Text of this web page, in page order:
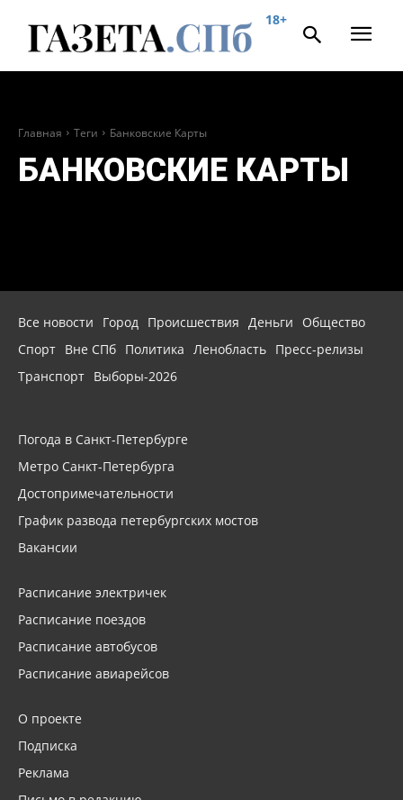
18+
Главная Теги Банковские Карты
БАНКОВСКИЕ КАРТЫ
Все новости Город Происшествия Деньги
Общество
Спорт Вне СПб Политика Ленобласть Пресс-релизы
Транспорт Выборы-2026
Погода в Санкт-Петербурге
Метро Санкт-Петербурга
Достопримечательности
График развода петербургских мостов
Вакансии
Расписание электричек
Расписание поездов
Расписание автобусов
Расписание авиарейсов
О проекте
Подписка
Реклама